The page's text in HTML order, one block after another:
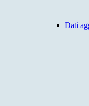
Dati